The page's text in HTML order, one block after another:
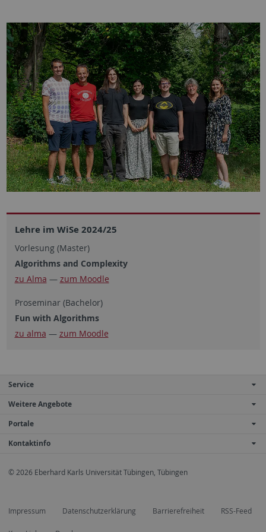
Lehre im WiSe 2024/25
Vorlesung (Master)
Algorithms and Complexity
zu Alma — zum Moodle
Proseminar (Bachelor)
Fun with Algorithms
zu alma — zum Moodle
Service
Weitere Angebote
Portale
Kontaktinfo
© 2026 Eberhard Karls Universität Tübingen, Tübingen
Impressum Datenschutzerklärung Barrierefreiheit RSS-Feed